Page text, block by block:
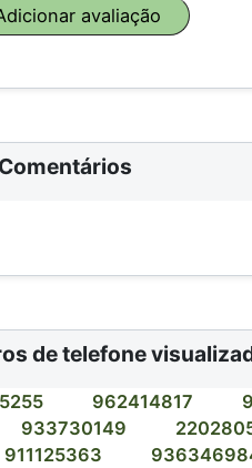
Comentários
de telefone
962414817
933730149
911125363